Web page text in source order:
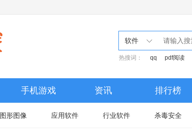
软件
热搜词： qq pdf阅读
手机游戏 资讯 排行榜
图形图像 应用软件 行业软件 杀毒安全